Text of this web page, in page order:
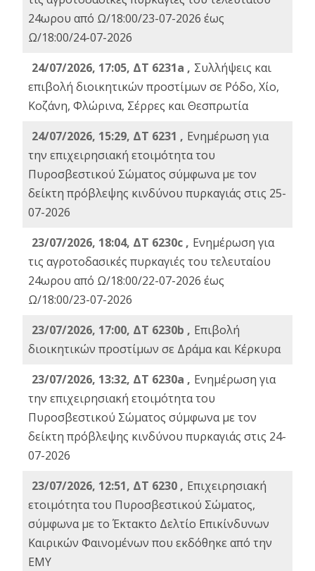
24ωρου από Ω/18:00/23-07-2026 έως
Ω/18:00/24-07-2026
24/07/2026, 17:05, ΔΤ 6231a , Συλλήψεις και
επιβολή διοικητικών προστίμων σε Ρόδο, Χίο,
Κοζάνη, Φλώρινα, Σέρρες και Θεσπρωτία
24/07/2026, 15:29, ΔΤ 6231 , Ενημέρωση για
την επιχειρησιακή ετοιμότητα του
Πυροσβεστικού Σώματος σύμφωνα με τον
δείκτη πρόβλεψης κινδύνου πυρκαγιάς στις 25-
07-2026
23/07/2026, 18:04, ΔΤ 6230c , Ενημέρωση για
τις αγροτοδασικές πυρκαγιές του τελευταίου
24ωρου από Ω/18:00/22-07-2026 έως
Ω/18:00/23-07-2026
23/07/2026, 17:00, ΔΤ 6230b , Επιβολή
διοικητικών προστίμων σε Δράμα και Κέρκυρα
23/07/2026, 13:32, ΔΤ 6230a , Ενημέρωση για
την επιχειρησιακή ετοιμότητα του
Πυροσβεστικού Σώματος σύμφωνα με τον
δείκτη πρόβλεψης κινδύνου πυρκαγιάς στις 24-
07-2026
23/07/2026, 12:51, ΔΤ 6230 , Επιχειρησιακή
ετοιμότητα του Πυροσβεστικού Σώματος,
σύμφωνα με το Έκτακτο Δελτίο Επικίνδυνων
Καιρικών Φαινομένων που εκδόθηκε από την
ΕΜΥ